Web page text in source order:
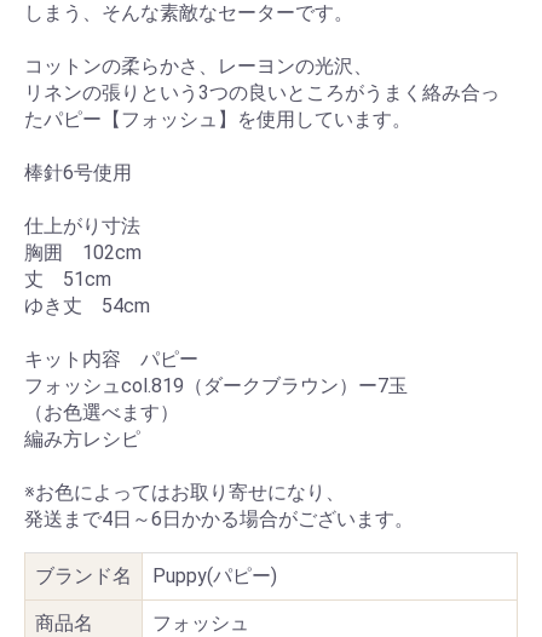
しまう、そんな素敵なセーターです。
コットンの柔らかさ、レーヨンの光沢、
リネンの張りという3つの良いところがうまく絡み合っ
たパピー【フォッシュ】を使用しています。
棒針6号使用
仕上がり寸法
胸囲 102cm
丈 51cm
ゆき丈 54cm
キット内容 パピー
フォッシュcol.819（ダークブラウン）ー7玉
（お色選べます）
編み方レシピ
※お色によってはお取り寄せになり、
発送まで4日～6日かかる場合がございます。
ブランド名 Puppy(パピー)
商品名 フォッシュ